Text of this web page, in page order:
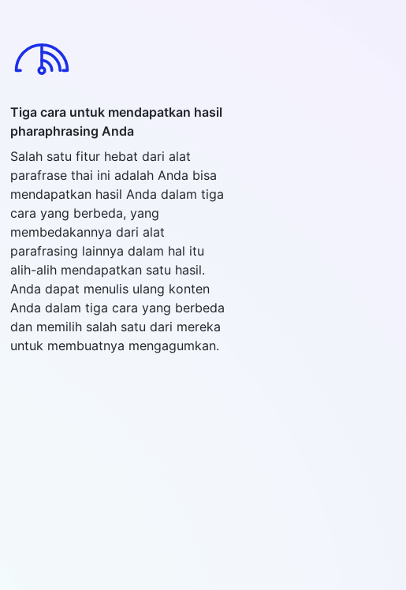
Tiga cara untuk mendapatkan hasil
pharaphrasing Anda
Salah satu fitur hebat dari alat
parafrase thai ini adalah Anda bisa
mendapatkan hasil Anda dalam tiga
cara yang berbeda, yang
membedakannya dari alat
parafrasing lainnya dalam hal itu
alih-alih mendapatkan satu hasil.
Anda dapat menulis ulang konten
Anda dalam tiga cara yang berbeda
dan memilih salah satu dari mereka
untuk membuatnya mengagumkan.